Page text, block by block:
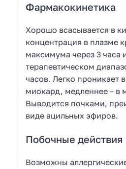
Фармакокинетика
Хорошо всасывается в
концентрация в плазме
максимума через 3 часа
терапевтическом
часов. Легко проникает
миокард, медленнее – в
Выводится почками,
виде ацильных эфиров.
Побочные действия
Возможны